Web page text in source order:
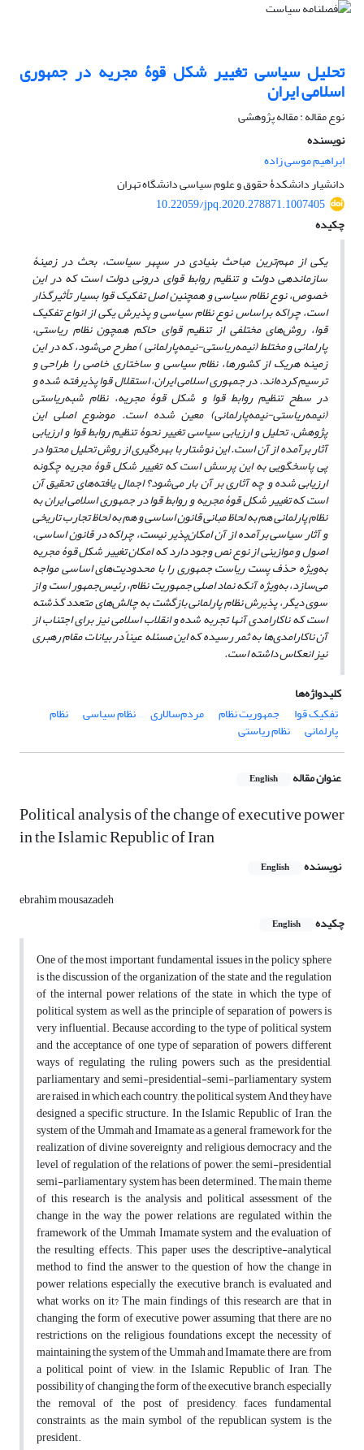
تحلیل سیاسی تغییر شکل قوۀ مجریه در جمهوری
اسلامی ایران
نوع مقاله : مقاله پژوهشی
نویسنده
ابراهیم موسی زاده
دانشیار دانشکدۀ حقوق و علوم سیاسی دانشگاه تهران
10.22059/jpq.2020.278871.1007405
چکیده
یکی از مهم‌ترین مباحث بنیادی در سپهر سیاست، بحث در زمینۀ
سازماندهی دولت و تنظیم روابط قوای درونی دولت است که در این
خصوص، نوع نظام سیاسی و همچنین اصل تفکیک قوا بسیار تأثیرگذار
است، چراکه براساس نوع نظام سیاسی و پذیرش یکی از انواع تفکیک
قوا، روش‌های مختلفی از تنظیم قوای حاکم همچون نظام ریاستی،
پارلمانی و مختلط (نیمه‌ریاستی-نیمه‌پارلمانی ) مطرح می‌شود، که در این
زمینه هریک از کشورها، نظام سیاسی و ساختاری خاصی را طراحی و
ترسیم کرده‌اند. در جمهوری اسلامی ایران، استقلال قوا پذیرفته شده و
در سطح تنظیم روابط قوا و شکل قوۀ مجریه، نظام شبه‌ریاستی
(نیمه‌ریاستی-نیمه‌پارلمانی) معین شده است. موضوع اصلی این
پژوهش، تحلیل و ارزیابی سیاسی تغییر نحوۀ تنظیم روابط قوا و ارزیابی
آثار برآمده از آن است. این نوشتار با بهره‌گیری از روش تحلیل محتوا در
پی پاسخگویی به این پرسش است که تغییر شکل قوۀ مجریه چگونه
ارزیابی شده و چه آثاری بر آن بار می‌شود؟ اجمال یافته‌های تحقیق آن
است که تغییر شکل قوۀ مجریه و روابط قوا در جمهوری اسلامی ایران به
نظام پارلمانی هم به لحاظ مبانی قانون اساسی و هم به لحاظ تجارب تاریخی
و آثار سیاسی برآمده از آن امکان‌پذیر نیست، چراکه در قانون اساسی،
اصول و موازینی از نوع نص وجود دارد که امکان تغییر شکل قوۀ مجریه
به‌ویژه حذف پست ریاست جمهوری را با محدودیت‌های اساسی مواجه
می‌سازد، به‌ویژه آنکه نماد اصلی جمهوریت نظام، رئیس‌جمهور است و از
سوی دیگر، پذیرش نظام پارلمانی بازگشت به چالش‌های متعدد گذشته
است که ناکارامدی آنها تجربه شده و انقلاب اسلامی نیز برای اجتناب از
آن ناکارامدی‌ها به ثمر رسیده که این مسئله عیناً در بیانات مقام رهبری
نیز انعکاس داشته است.
کلیدواژه‌ها
تفکیک قوا
جمهوریت نظام مردم‌سالاری نظام سیاسی نظام
پارلمانی نظام ریاستی
عنوان مقاله English
Political analysis of the change of executive power
in the Islamic Republic of Iran
نویسنده English
ebrahim mousazadeh
چکیده
English
One of the most important fundamental issues in the policy sphere
is the discussion of the organization of the state and the regulation
of the internal power relations of the state, in which the type of
political system as well as the principle of separation of powers is
very influential. Because according to the type of political system
and the acceptance of one type of separation of powers, different
ways of regulating the ruling powers such as the presidential,
parliamentary and semi-presidential-semi-parliamentary system
are raised, in which each country, the political system And they have
designed a specific structure. In the Islamic Republic of Iran, the
system of the Ummah and Imamate as a general framework for the
realization of divine sovereignty and religious democracy and the
level of regulation of the relations of power, the semi-presidential
semi-parliamentary system has been determined. The main theme
of this research is the analysis and political assessment of the
change in the way the power relations are regulated within the
framework of the Ummah Imamate system and the evaluation of
the resulting effects. This paper uses the descriptive-analytical
method to find the answer to the question of how the change in
power relations, especially the executive branch, is evaluated and
what works on it? The main findings of this research are that in
changing the form of executive power assuming that there are no
restrictions on the religious foundations except the necessity of
maintaining the system of the Ummah and Imamate, there are, from
a political point of view, in the Islamic Republic of Iran, The
possibility of changing the form of the executive branch, especially
the removal of the post of presidency, faces fundamental
constraints, as the main symbol of the republican system is the
president.